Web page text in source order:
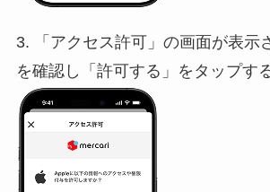
3. 「アクセス許可」の画面が表示
を確認し「許可する」をタップす